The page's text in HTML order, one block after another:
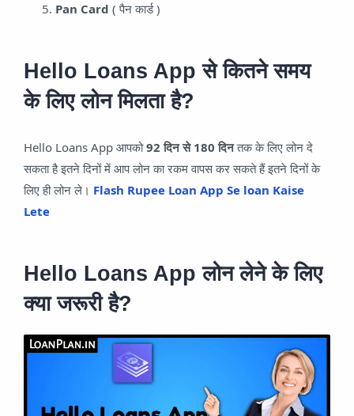
Pan Card ( पैन कार्ड )
Hello Loans App से कितने समय
के लिए लोन मिलता है?
Hello Loans App आपको92 दिन से 180 दिनतक के लिए लोन दे
सकता है इतने दिनों में आप लोन का रकम वापस कर सकते हैं इतने दिनों के
लिए ही लोन ले। Flash Rupee Loan App Se loan Kaise
Lete
Hello Loans App लोन लेने के लिए
क्या जरूरी है?